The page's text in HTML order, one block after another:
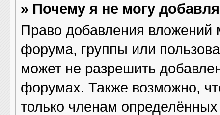
» Почему я не могу
Право добавления вложений
форума, группы или
может не разрешить
форумах. Также возможно,
только членам